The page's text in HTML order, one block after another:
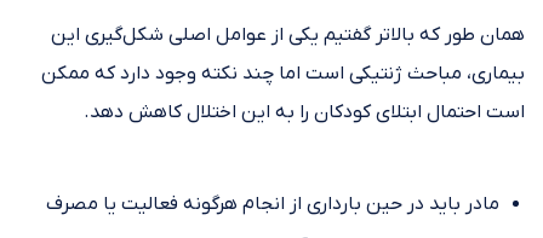
همان طور که بالاتر گفتیم یکی از عوامل اصلی شکل‌گیری این
بیماری، مباحث ژنتیکی است اما چند نکته وجود دارد که ممکن
است احتمال ابتلای کودکان را به این اختلال کاهش دهد.
مادر باید در حین بارداری از انجام هرگونه فعالیت یا مصرف